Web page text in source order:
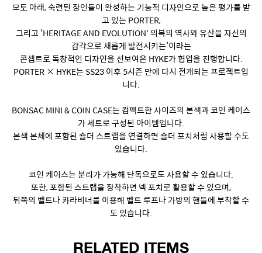
모토 아래, 숙련된 장인들이 완성하는 기능적 디자인으로 높은 평가를 받
고 있는 PORTER,
그리고 ‘HERITAGE AND EVOLUTION' 의복의 역사와 유산을 자신의
감각으로 새롭게 발전시키는’이라는
콘셉트로 독창적인 디자인을 선보여온 HYKE가 협업을 진행합니다.
PORTER × HYKE는 SS23 이후 5시즌 만에 다시 전개되는 프로젝트입
니다.
BONSAC MINI & COIN CASE는 컴팩트한 사이즈의 본색과 코인 케이스
가 세트로 구성된 아이템입니다.
본색 본체에 포함된 숄더 스트랩을 연결하면 숄더 포치처럼 사용할 수도
있습니다.
코인 케이스는 분리가 가능해 단독으로도 사용할 수 있습니다.
또한, 포함된 스트랩을 장착하면 넥 포치로 활용할 수 있으며,
뒤쪽의 벨트나 카라비너를 이용해 벨트 루프나 가방의 핸들에 부착할 수
도 있습니다.
RELATED ITEMS